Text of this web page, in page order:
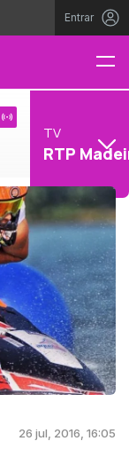
Entrar
TV
RTP
26 jul, 2016, 16:05